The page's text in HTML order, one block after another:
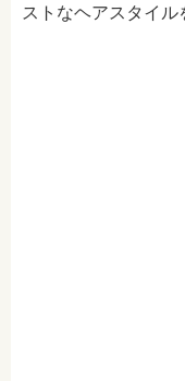
ストなヘアスタイル